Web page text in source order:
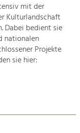
mit der
Kulturlandschaft
Dabei bedient sie
nationalen
Projekte
sie hier: